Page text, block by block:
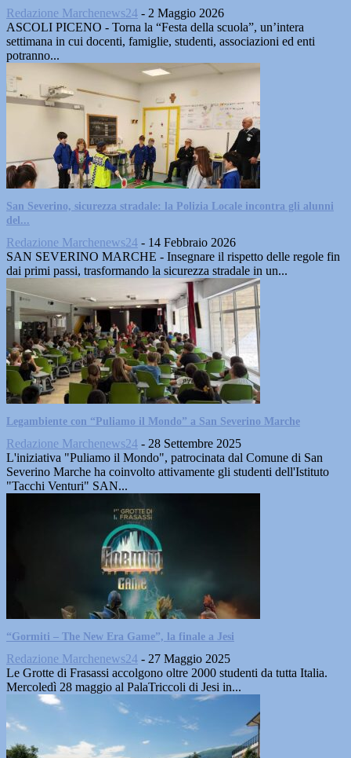
Redazione Marchenews24 - 2 Maggio 2026
ASCOLI PICENO - Torna la “Festa della scuola”, un’intera
settimana in cui docenti, famiglie, studenti, associazioni ed enti
potranno...
San Severino, sicurezza stradale: la Polizia Locale incontra gli alunni
del...
Redazione Marchenews24 - 14 Febbraio 2026
SAN SEVERINO MARCHE - Insegnare il rispetto delle regole fin
dai primi passi, trasformando la sicurezza stradale in un...
Legambiente con “Puliamo il Mondo” a San Severino Marche
Redazione Marchenews24 - 28 Settembre 2025
L'iniziativa "Puliamo il Mondo", patrocinata dal Comune di San
Severino Marche ha coinvolto attivamente gli studenti dell'Istituto
"Tacchi Venturi" SAN...
“Gormiti – The New Era Game”, la finale a Jesi
Redazione Marchenews24 - 27 Maggio 2025
Le Grotte di Frasassi accolgono oltre 2000 studenti da tutta Italia.
Mercoledì 28 maggio al PalaTriccoli di Jesi in...